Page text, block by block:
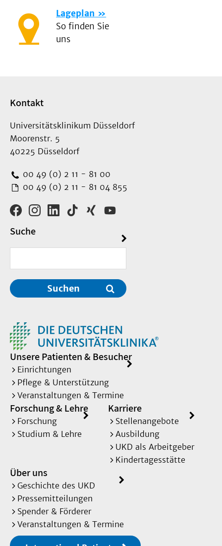
Lageplan
So finden Sie
uns
Kontakt
Universitätsklinikum Düsseldorf
Moorenstr. 5
40225 Düsseldorf
00 49 (0) 2 11 - 81 00
00 49 (0) 2 11 - 81 04 855
Suche
Suchen
Unsere Patienten & Besucher
Einrichtungen
Pflege & Unterstützung
Veranstaltungen & Termine
Forschung & Lehre
Forschung
Studium & Lehre
Karriere
Stellenangebote
Ausbildung
UKD als Arbeitgeber
Kindertagesstätte
Über uns
Geschichte des UKD
Pressemitteilungen
Spender & Förderer
Veranstaltungen & Termine